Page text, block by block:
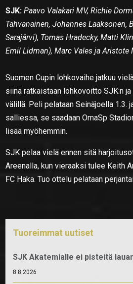
SJK:Paavo Valakari MV, Richie
Tahvanainen, Johannes Laaksonen,
Sarajärvi), Tomas Hradecky, Matti
Emil Lidman), Marc Vales ja Aristote
Suomen Cupin lohkovaihe jatkuu
siinä ratkaistaan lohkovoitto SJK:n ja
välillä. Peli pelataan Seinäjoella 1.3.
salliessa, se saadaan OmaSp
lisää myöhemmin.
SJK pelaa vielä ennen sitä
Areenalla, kun vieraaksi tulee Keith
FC Haka. Tuo ottelu pelataan
Tuoreimmat uutiset
SJK Akatemialle ei pisteitä
8.8.2026